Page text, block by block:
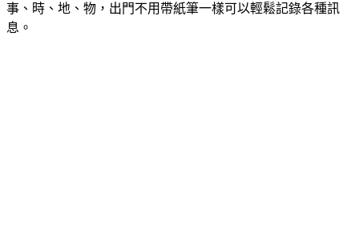
事、時、地、物，出門不用帶紙筆一樣可以輕鬆記錄各種訊
息。